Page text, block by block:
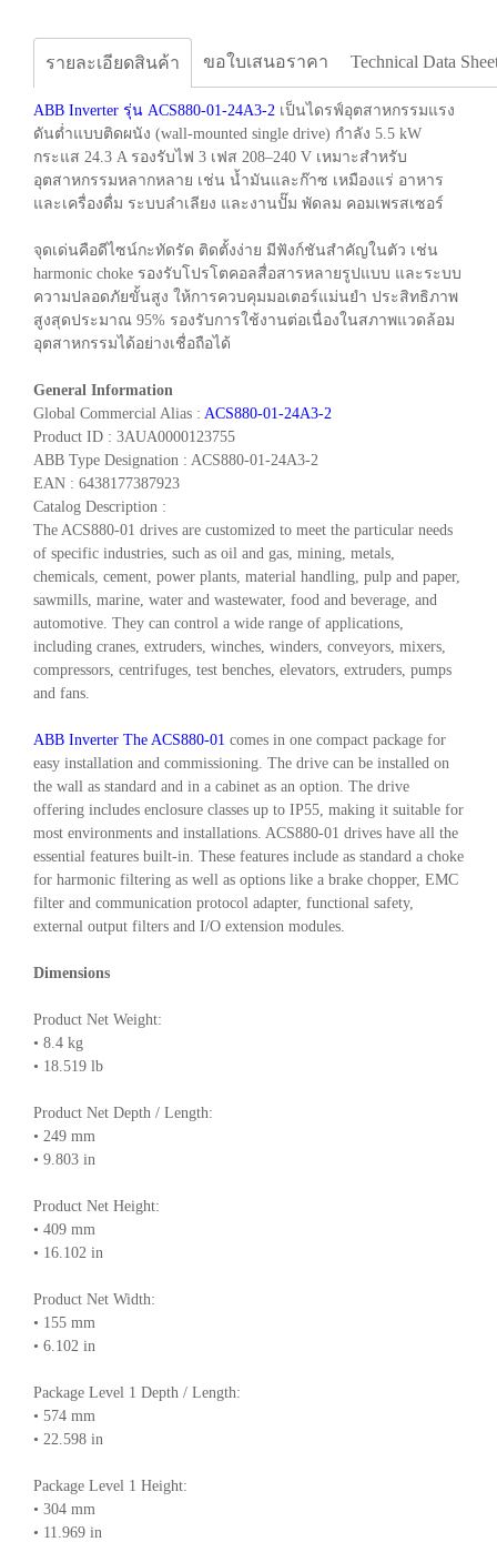
รายละเอียดสินค้า ขอใบเสนอราคา Technical Data
ABB Inverter รุ่น ACS880-01-24A3-2 เป็นไดรฟ์อุตสาหกรรมแรง
ดันต่ำแบบติดผนัง (wall-mounted single drive) กำลัง 5.5 kW
กระแส 24.3 A รองรับไฟ 3 เฟส 208–240 V เหมาะสำหรับ
อุตสาหกรรมหลากหลาย เช่น น้ำมันและก๊าซ เหมืองแร่ อาหาร
และเครื่องดื่ม ระบบลำเลียง และงานปั๊ม พัดลม คอมเพรสเซอร์
จุดเด่นคือดีไซน์กะทัดรัด ติดตั้งง่าย มีฟังก์ชันสำคัญในตัว เช่น
harmonic choke รองรับโปรโตคอลสื่อสารหลายรูปแบบ และระบบ
ความปลอดภัยขั้นสูง ให้การควบคุมมอเตอร์แม่นยำ ประสิทธิภาพ
สูงสุดประมาณ 95% รองรับการใช้งานต่อเนื่องในสภาพแวดล้อม
อุตสาหกรรมได้อย่างเชื่อถือได้
General Information
Global Commercial Alias : ACS880-01-24A3-2
Product ID : 3AUA0000123755
ABB Type Designation : ACS880-01-24A3-2
EAN : 6438177387923
Catalog Description :
The ACS880-01 drives are customized to meet the particular needs
of specific industries, such as oil and gas, mining, metals,
chemicals, cement, power plants, material handling, pulp and paper,
sawmills, marine, water and wastewater, food and beverage, and
automotive. They can control a wide range of applications,
including cranes, extruders, winches, winders, conveyors, mixers,
compressors, centrifuges, test benches, elevators, extruders, pumps
and fans.
ABB Inverter The ACS880-01 comes in one compact package for
easy installation and commissioning. The drive can be installed on
the wall as standard and in a cabinet as an option. The drive
offering includes enclosure classes up to IP55, making it suitable for
most environments and installations. ACS880-01 drives have all the
essential features built-in. These features include as standard a choke
for harmonic filtering as well as options like a brake chopper, EMC
filter and communication protocol adapter, functional safety,
external output filters and I/O extension modules.
Dimensions
Product Net Weight:
• 8.4 kg
• 18.519 lb
Product Net Depth / Length:
• 249 mm
• 9.803 in
Product Net Height:
• 409 mm
• 16.102 in
Product Net Width:
• 155 mm
• 6.102 in
Package Level 1 Depth / Length:
• 574 mm
• 22.598 in
Package Level 1 Height:
• 304 mm
• 11.969 in